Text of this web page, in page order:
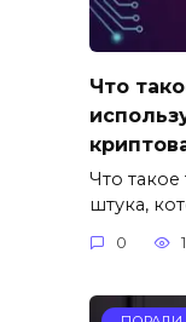
Что
Что такое
штука,
0